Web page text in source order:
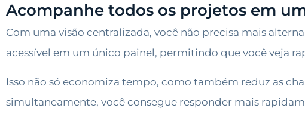
Acompanhe todos os projetos em
Com uma visão centralizada, você não precisa mais
acessível em um único painel, permitindo que você veja
Isso não só economiza tempo, como também reduz as
simultaneamente, você consegue responder mais